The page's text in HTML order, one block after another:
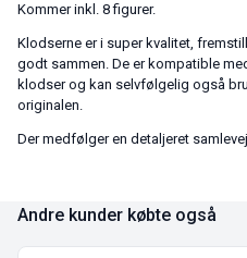
Kommer inkl. 8 figurer.
Klodserne er i super kvalitet,
godt sammen. De er kompatible
klodser og kan selvfølgelig også
originalen.
Der medfølger en detaljeret
Andre kunder købte også